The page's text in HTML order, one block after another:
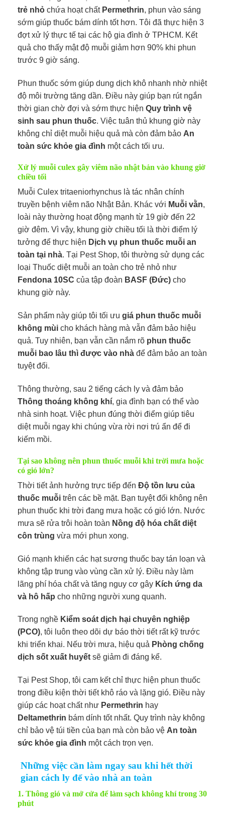
trẻ nhỏ chứa hoạt chất Permethrin, phun vào sáng
sớm giúp thuốc bám dính tốt hơn. Tôi đã thực hiện 3
đợt xử lý thực tế tại các hộ gia đình ở TPHCM. Kết
quả cho thấy mật độ muỗi giảm hơn 90% khi phun
trước 9 giờ sáng.
Phun thuốc sớm giúp dung dịch khô nhanh nhờ nhiệt
độ môi trường tăng dần. Điều này giúp bạn rút ngắn
thời gian chờ đợi và sớm thực hiện Quy trình vệ
sinh sau phun thuốc. Việc tuân thủ khung giờ này
không chỉ diệt muỗi hiệu quả mà còn đảm bảo An
toàn sức khỏe gia đình một cách tối ưu.
Xử lý muỗi culex gây viêm não nhật bản vào khung giờ
chiều tối
Muỗi Culex tritaeniorhynchus là tác nhân chính
truyền bệnh viêm não Nhật Bản. Khác với Muỗi vằn,
loài này thường hoạt động mạnh từ 19 giờ đến 22
giờ đêm. Vì vậy, khung giờ chiều tối là thời điểm lý
tưởng để thực hiện Dịch vụ phun thuốc muỗi an
toàn tại nhà. Tại Pest Shop, tôi thường sử dụng các
loại Thuốc diệt muỗi an toàn cho trẻ nhỏ như
Fendona 10SC của tập đoàn BASF (Đức) cho
khung giờ này.
Sản phẩm này giúp tôi tối ưu giá phun thuốc muỗi
không mùi cho khách hàng mà vẫn đảm bảo hiệu
quả. Tuy nhiên, bạn vẫn cần nắm rõ phun thuốc
muỗi bao lâu thì được vào nhà để đảm bảo an toàn
tuyệt đối.
Thông thường, sau 2 tiếng cách ly và đảm bảo
Thông thoáng không khí, gia đình bạn có thể vào
nhà sinh hoạt. Việc phun đúng thời điểm giúp tiêu
diệt muỗi ngay khi chúng vừa rời nơi trú ẩn để đi
kiếm mồi.
Tại sao không nên phun thuốc muỗi khi trời mưa hoặc
có gió lớn?
Thời tiết ảnh hưởng trực tiếp đến Độ tồn lưu của
thuốc muỗi trên các bề mặt. Bạn tuyệt đối không nên
phun thuốc khi trời đang mưa hoặc có gió lớn. Nước
mưa sẽ rửa trôi hoàn toàn Nồng độ hóa chất diệt
côn trùng vừa mới phun xong.
Gió mạnh khiến các hạt sương thuốc bay tán loạn và
không tập trung vào vùng cần xử lý. Điều này làm
lãng phí hóa chất và tăng nguy cơ gây Kích ứng da
và hô hấp cho những người xung quanh.
Trong nghề Kiểm soát dịch hại chuyên nghiệp
(PCO), tôi luôn theo dõi dự báo thời tiết rất kỹ trước
khi triển khai. Nếu trời mưa, hiệu quả Phòng chống
dịch sốt xuất huyết sẽ giảm đi đáng kể.
Tại Pest Shop, tôi cam kết chỉ thực hiện phun thuốc
trong điều kiện thời tiết khô ráo và lặng gió. Điều này
giúp các hoạt chất như Permethrin hay
Deltamethrin bám dính tốt nhất. Quy trình này không
chỉ bảo vệ túi tiền của bạn mà còn bảo vệ An toàn
sức khỏe gia đình một cách trọn vẹn.
Những việc cần làm ngay sau khi hết thời
gian cách ly để vào nhà an toàn
1. Thông gió và mở cửa để làm sạch không khí trong 30
phút